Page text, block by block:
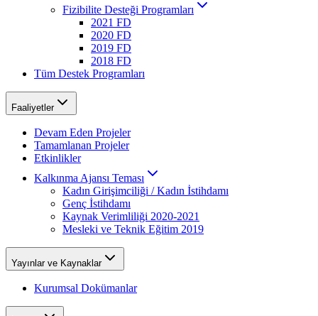
Fizibilite Desteği Programları
2021 FD
2020 FD
2019 FD
2018 FD
Tüm Destek Programları
Faaliyetler
Devam Eden Projeler
Tamamlanan Projeler
Etkinlikler
Kalkınma Ajansı Teması
Kadın Girişimciliği / Kadın İstihdamı
Genç İstihdamı
Kaynak Verimliliği 2020-2021
Mesleki ve Teknik Eğitim 2019
Yayınlar ve Kaynaklar
Kurumsal Dokümanlar